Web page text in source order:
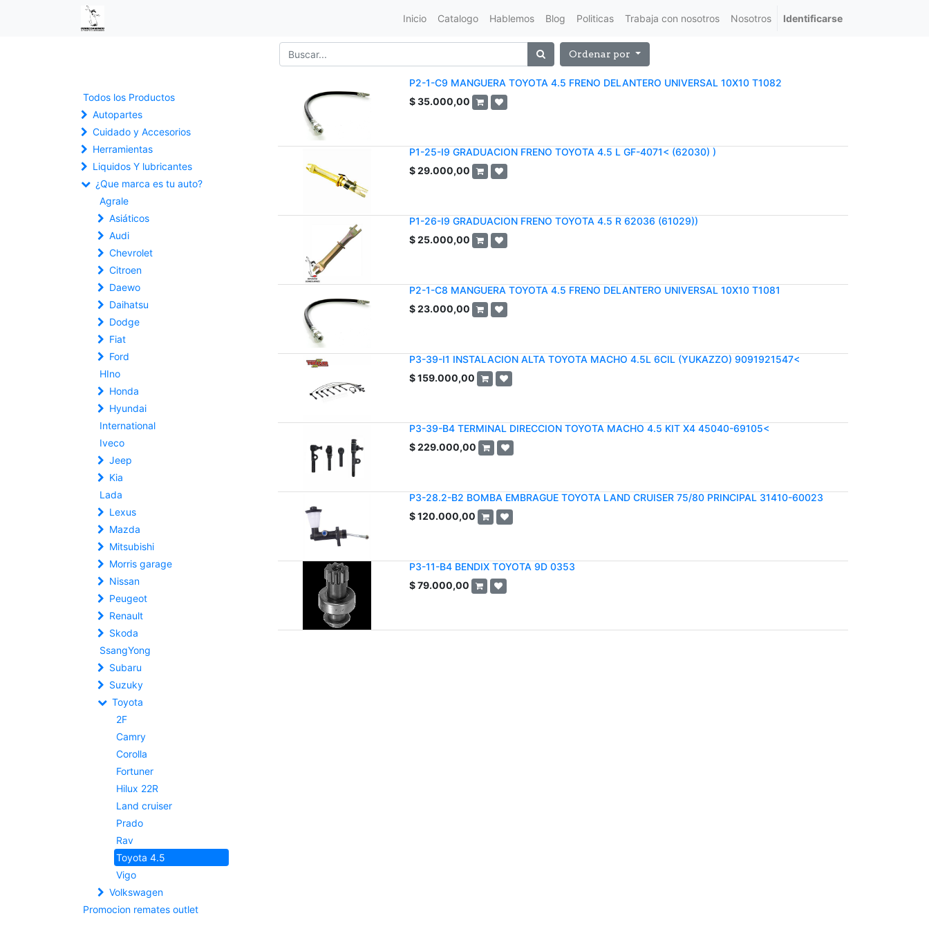
Inicio Catalogo Hablemos Blog Politicas Trabaja con nosotros Nosotros Identificarse
Ordenar por
Todos los Productos
Autopartes
Cuidado y Accesorios
Herramientas
Liquidos Y lubricantes
¿Que marca es tu auto?
Agrale
Asiáticos
Audi
Chevrolet
Citroen
Daewo
Daihatsu
Dodge
Fiat
Ford
HIno
Honda
Hyundai
International
Iveco
Jeep
Kia
Lada
Lexus
Mazda
Mitsubishi
Morris garage
Nissan
Peugeot
Renault
Skoda
SsangYong
Subaru
Suzuky
Toyota
2F
Camry
Corolla
Fortuner
Hilux 22R
Land cruiser
Prado
Rav
Toyota 4.5
Vigo
Volkswagen
Promocion remates outlet
P2-1-C9 MANGUERA TOYOTA 4.5 FRENO DELANTERO UNIVERSAL 10X10 T1082
$35.000,00
P1-25-I9 GRADUACION FRENO TOYOTA 4.5 L GF-4071< (62030) )
$29.000,00
P1-26-I9 GRADUACION FRENO TOYOTA 4.5 R 62036 (61029))
$25.000,00
P2-1-C8 MANGUERA TOYOTA 4.5 FRENO DELANTERO UNIVERSAL 10X10 T1081
$23.000,00
P3-39-I1 INSTALACION ALTA TOYOTA MACHO 4.5L 6CIL (YUKAZZO) 9091921547<
$159.000,00
P3-39-B4 TERMINAL DIRECCION TOYOTA MACHO 4.5 KIT X4 45040-69105<
$229.000,00
P3-28.2-B2 BOMBA EMBRAGUE TOYOTA LAND CRUISER 75/80 PRINCIPAL 31410-60023
$120.000,00
P3-11-B4 BENDIX TOYOTA 9D 0353
$79.000,00